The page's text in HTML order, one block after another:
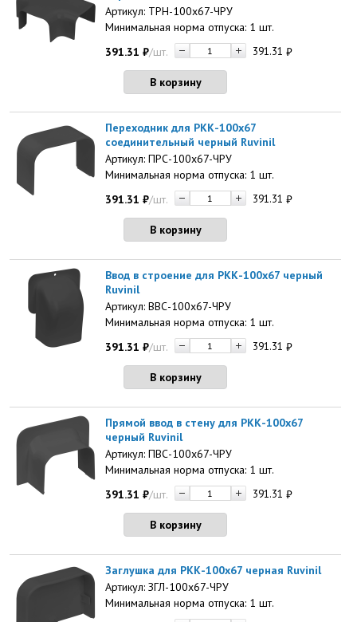
Артикул: ТРН-100х67-ЧРУ
Минимальная норма отпуска: 1 шт.
391.31 ₽/шт. 391.31 ₽
В корзину
Переходник для РКК-100х67
соединительный черный Ruvinil
Артикул: ПРС-100х67-ЧРУ
Минимальная норма отпуска: 1 шт.
391.31 ₽/шт. 391.31 ₽
В корзину
Ввод в строение для РКК-100х67 черный
Ruvinil
Артикул: ВВС-100х67-ЧРУ
Минимальная норма отпуска: 1 шт.
391.31 ₽/шт. 391.31 ₽
В корзину
Прямой ввод в стену для РКК-100х67
черный Ruvinil
Артикул: ПВС-100х67-ЧРУ
Минимальная норма отпуска: 1 шт.
391.31 ₽/шт. 391.31 ₽
В корзину
Заглушка для РКК-100х67 черная Ruvinil
Артикул: ЗГЛ-100х67-ЧРУ
Минимальная норма отпуска: 1 шт.